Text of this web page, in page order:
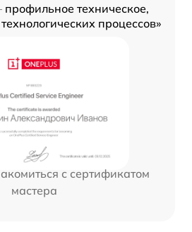
профильное техническое,
процессов»
с сертификатом
мастера